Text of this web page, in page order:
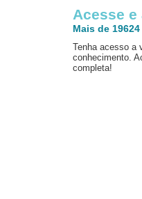
Acesse
Mais de
Tenha acesso a
conhecimento.
completa!